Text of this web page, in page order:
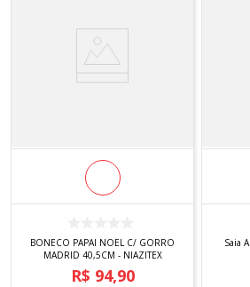
BONECO PAPAI NOEL C/ GORRO
MADRID 40,5CM - NIAZITEX
R$ 94,90
Saia